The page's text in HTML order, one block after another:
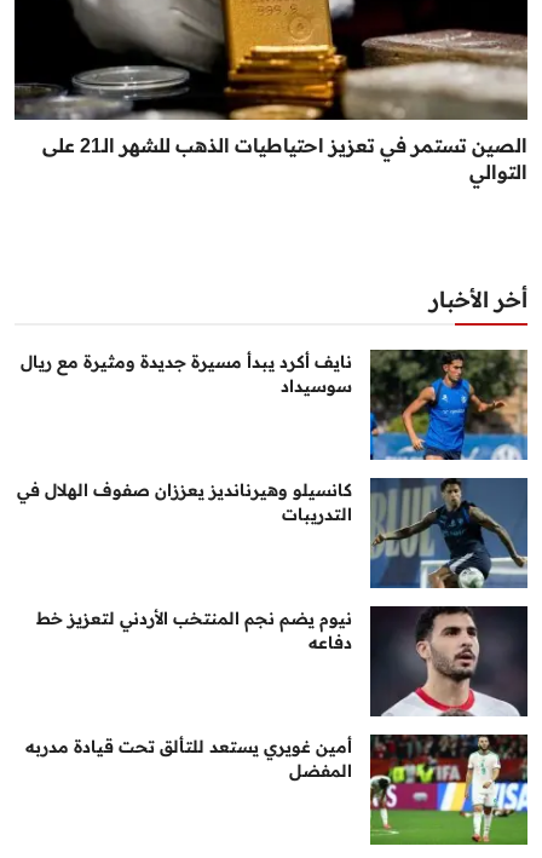
الصين تستمر في تعزيز احتياطيات الذهب للشهر الـ21 على
التوالي
أخر الأخبار
نايف أكرد يبدأ مسيرة جديدة ومثيرة مع ريال
سوسيداد
كانسيلو وهيرنانديز يعززان صفوف الهلال في
التدريبات
نيوم يضم نجم المنتخب الأردني لتعزيز خط
دفاعه
أمين غويري يستعد للتألق تحت قيادة مدربه
المفضل